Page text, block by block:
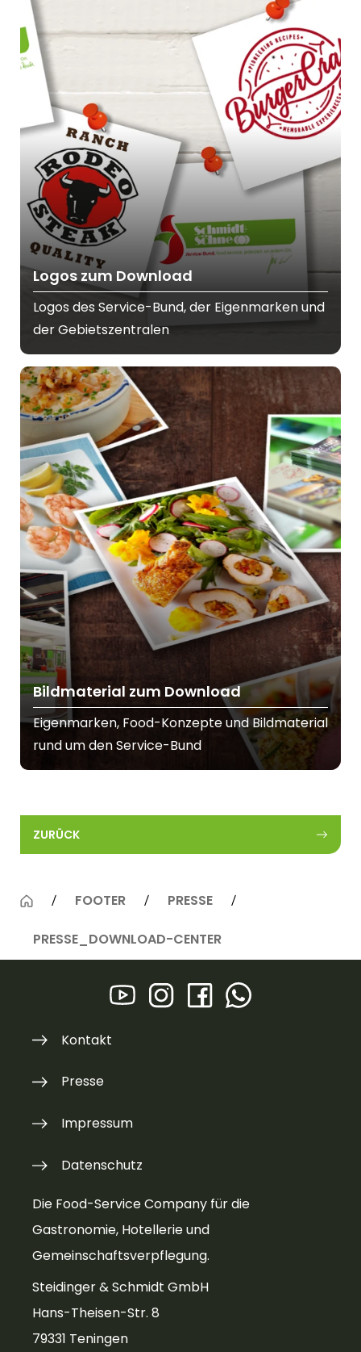
Logos zum Download
Logos des Service-Bund, der Eigenmarken und
der Gebietszentralen
Bildmaterial zum Download
Eigenmarken, Food-Konzepte und Bildmaterial
rund um den Service-Bund
ZURÜCK
FOOTER PRESSE
PRESSE_DOWNLOAD-CENTER
Die Food-Service Company für die
Gastronomie, Hotellerie und
Gemeinschaftsverpflegung.
Steidinger & Schmidt GmbH
Hans-Theisen-Str. 8
79331 Teningen
Kontakt
Presse
Impressum
Datenschutz